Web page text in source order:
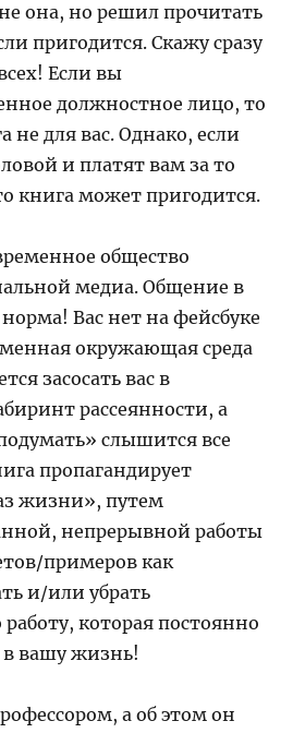
она, но решил прочитать
пригодится. Скажу сразу
Если вы
должностное лицо, то
не для вас. Однако, если
и платят вам за то
книга может пригодится.
общество
медиа. Общение в
Вас нет на фейсбуке
окружающая среда
засосать вас в
рассеянности, а
слышится все
пропагандирует
жизни», путем
непрерывной работы
примеров как
и/или убрать
которая постоянно
в вашу жизнь!
а об этом он